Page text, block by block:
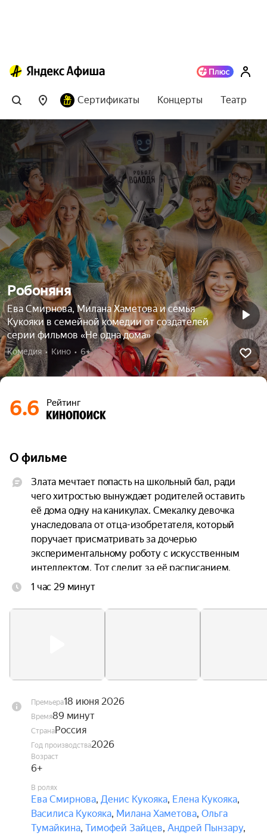
Сертификаты Концерты Театр
Робоняня
Ева Смирнова, Милана Хаметова и семья
Кукояки в семейной комедии от создателей
серии фильмов «Не одна дома»
Комедия  •  Кино  •  6+
6.6 Рейтинг
О фильме
Злата мечтает попасть на школьный бал, ради
чего хитростью вынуждает родителей оставить
её дома одну на каникулах. Смекалку девочка
унаследовала от отца-изобретателя, который
поручает присматривать за дочерью
экспериментальному роботу с искусственным
интеллектом. Тот следит за её расписанием,
запрещает сладкое и контролирует каждый шаг.
план, как вернуть себе свободу, но ситуация
1 час 29 минут
Премьера18 июня 2026
Время89 минут
СтранаРоссия
Год производства2026
Возраст
6+
В ролях
Ева Смирнова, Денис Кукояка, Елена Кукояка,
Василиса Кукояка, Милана Хаметова, Ольга
Тумайкина, Тимофей Зайцев, Андрей Пынзару,